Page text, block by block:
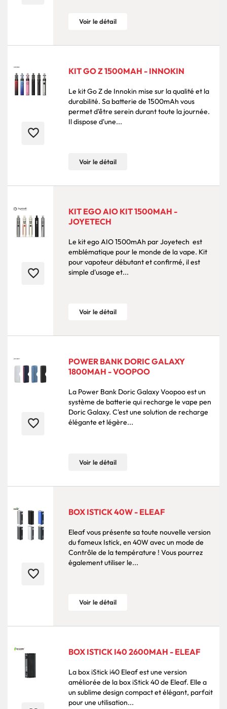
Voir le détail
favorite_border
KIT GO Z 1500MAH - INNOKIN
Le kit Go Z de Innokin mise sur la qualité et la
durabilité. Sa batterie de 1500mAh vous
permet d'être serein durant toute la journée.
Il dispose d'une...
Voir le détail
favorite_border
KIT EGO AIO KIT 1500MAH -
JOYETECH
Le kit ego AIO 1500mAh par Joyetech est
emblématique pour le monde de la vape. ​Kit
pour vapoteur débutant et confirmé, il est
simple d'usage et...
Voir le détail
favorite_border
POWER BANK DORIC GALAXY
1800MAH - VOOPOO
La Power Bank Doric Galaxy Voopoo est un
système de batterie qui recharge le vape pen
Doric Galaxy. C'est une solution de recharge
élégante et légère...
Voir le détail
favorite_border
BOX ISTICK 40W - ELEAF
Eleaf vous présente sa toute nouvelle version
du fameux Istick, en 40W avec un mode de
Contrôle de la température ! Vous pourrez
également utiliser le...
Voir le détail
BOX ISTICK I40 2600MAH - ELEAF
La box iStick i40 Eleaf est une version
améliorée de la box iStick 40 de Eleaf. Elle a
un sublime design compact et élégant, parfait
pour une utilisation...